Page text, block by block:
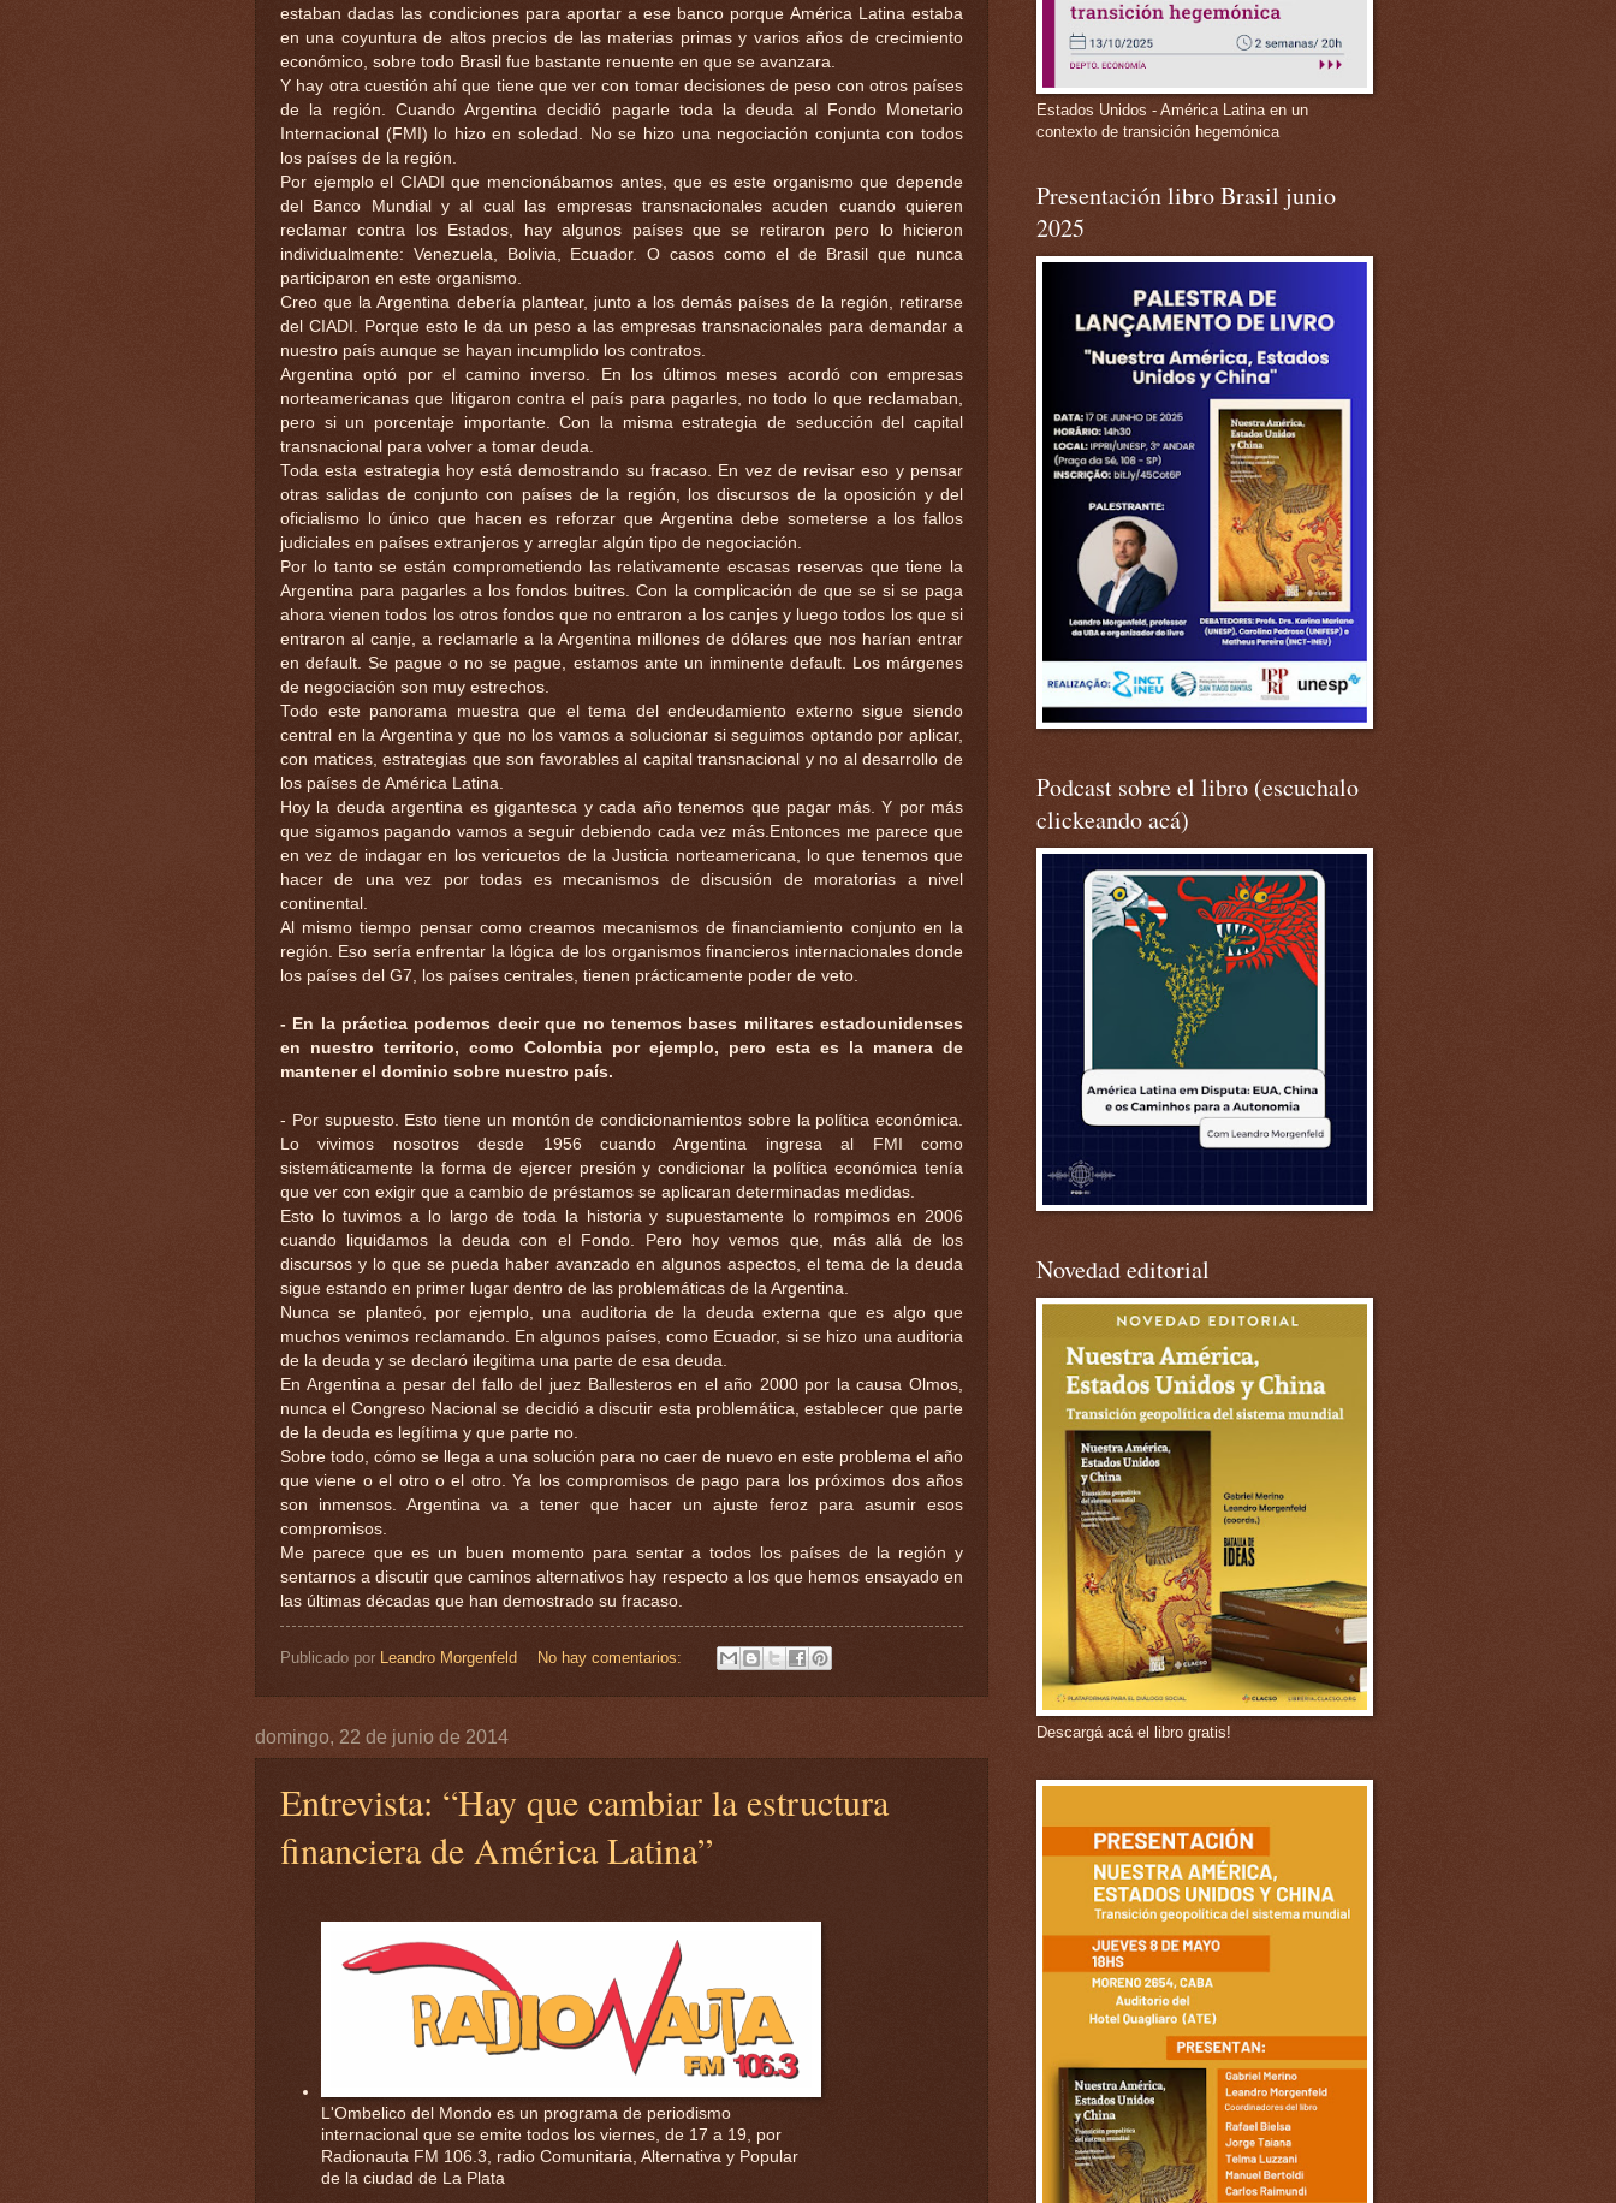
estaban dadas las condiciones para aportar a ese banco porque América Latina estaba
en una coyuntura de altos precios de las materias primas y varios años de crecimiento
económico, sobre todo Brasil fue bastante renuente en que se avanzara.
Y hay otra cuestión ahí que tiene que ver con tomar decisiones de peso con otros países
de la región. Cuando Argentina decidió pagarle toda la deuda al Fondo Monetario
Internacional (FMI) lo hizo en soledad. No se hizo una negociación conjunta con todos
los países de la región.
Por ejemplo el CIADI que mencionábamos antes, que es este organismo que depende
del Banco Mundial y al cual las empresas transnacionales acuden cuando quieren
reclamar contra los Estados, hay algunos países que se retiraron pero lo hicieron
individualmente: Venezuela, Bolivia, Ecuador. O casos como el de Brasil que nunca
participaron en este organismo.
Creo que la Argentina debería plantear, junto a los demás países de la región, retirarse
del CIADI. Porque esto le da un peso a las empresas transnacionales para demandar a
nuestro país aunque se hayan incumplido los contratos.
Argentina optó por el camino inverso. En los últimos meses acordó con empresas
norteamericanas que litigaron contra el país para pagarles, no todo lo que reclamaban,
pero si un porcentaje importante. Con la misma estrategia de seducción del capital
transnacional para volver a tomar deuda.
Toda esta estrategia hoy está demostrando su fracaso. En vez de revisar eso y pensar
otras salidas de conjunto con países de la región, los discursos de la oposición y del
oficialismo lo único que hacen es reforzar que Argentina debe someterse a los fallos
judiciales en países extranjeros y arreglar algún tipo de negociación.
Por lo tanto se están comprometiendo las relativamente escasas reservas que tiene la
Argentina para pagarles a los fondos buitres. Con la complicación de que se si se paga
ahora vienen todos los otros fondos que no entraron a los canjes y luego todos los que si
entraron al canje, a reclamarle a la Argentina millones de dólares que nos harían entrar
en default. Se pague o no se pague, estamos ante un inminente default. Los márgenes
de negociación son muy estrechos.
Todo este panorama muestra que el tema del endeudamiento externo sigue siendo
central en la Argentina y que no los vamos a solucionar si seguimos optando por aplicar,
con matices, estrategias que son favorables al capital transnacional y no al desarrollo de
los países de América Latina.
Hoy la deuda argentina es gigantesca y cada año tenemos que pagar más. Y por más
que sigamos pagando vamos a seguir debiendo cada vez más.Entonces me parece que
en vez de indagar en los vericuetos de la Justicia norteamericana, lo que tenemos que
hacer de una vez por todas es mecanismos de discusión de moratorias a nivel
continental.
Al mismo tiempo pensar como creamos mecanismos de financiamiento conjunto en la
región. Eso sería enfrentar la lógica de los organismos financieros internacionales donde
los países del G7, los países centrales, tienen prácticamente poder de veto.
- En la práctica podemos decir que no tenemos bases militares estadounidenses
en nuestro territorio, como Colombia por ejemplo, pero esta es la manera de
mantener el dominio sobre nuestro país.
- Por supuesto. Esto tiene un montón de condicionamientos sobre la política económica.
Lo vivimos nosotros desde 1956 cuando Argentina ingresa al FMI como
sistemáticamente la forma de ejercer presión y condicionar la política económica tenía
que ver con exigir que a cambio de préstamos se aplicaran determinadas medidas.
Esto lo tuvimos a lo largo de toda la historia y supuestamente lo rompimos en 2006
cuando liquidamos la deuda con el Fondo. Pero hoy vemos que, más allá de los
discursos y lo que se pueda haber avanzado en algunos aspectos, el tema de la deuda
sigue estando en primer lugar dentro de las problemáticas de la Argentina.
Nunca se planteó, por ejemplo, una auditoria de la deuda externa que es algo que
muchos venimos reclamando. En algunos países, como Ecuador, si se hizo una auditoria
de la deuda y se declaró ilegitima una parte de esa deuda.
En Argentina a pesar del fallo del juez Ballesteros en el año 2000 por la causa Olmos,
nunca el Congreso Nacional se decidió a discutir esta problemática, establecer que parte
de la deuda es legítima y que parte no.
Sobre todo, cómo se llega a una solución para no caer de nuevo en este problema el año
que viene o el otro o el otro. Ya los compromisos de pago para los próximos dos años
son inmensos. Argentina va a tener que hacer un ajuste feroz para asumir esos
compromisos.
Me parece que es un buen momento para sentar a todos los países de la región y
sentarnos a discutir que caminos alternativos hay respecto a los que hemos ensayado en
las últimas décadas que han demostrado su fracaso.
Publicado por Leandro Morgenfeld No hay comentarios:
domingo, 22 de junio de 2014
Entrevista: “Hay que cambiar la estructura
financiera de América Latina”
L'Ombelico del Mondo es un programa de periodismo
internacional que se emite todos los viernes, de 17 a 19, por
Radionauta FM 106.3, radio Comunitaria, Alternativa y Popular
de la ciudad de La Plata
Estados Unidos - América Latina en un
contexto de transición hegemónica
Presentación libro Brasil junio
2025
Podcast sobre el libro (escuchalo
clickeando acá)
Novedad editorial
Descargá acá el libro gratis!